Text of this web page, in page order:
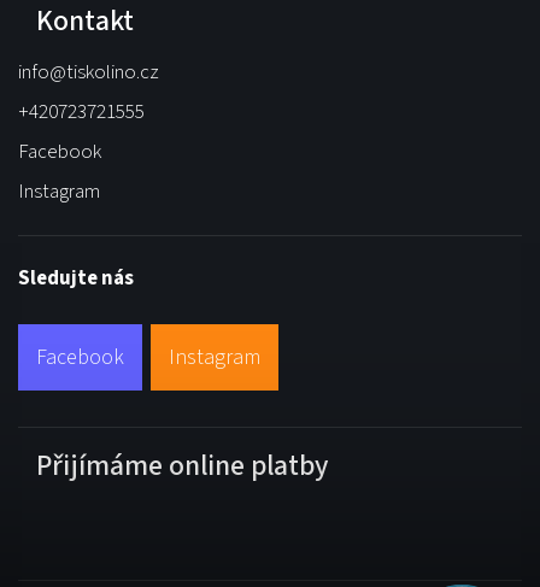
Kontakt
info@tiskolino.cz
+420723721555
Facebook
Instagram
Sledujte nás
Facebook Instagram
Přijímáme online platby